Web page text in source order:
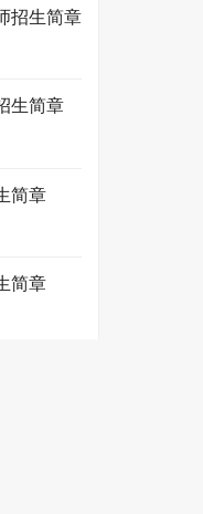
招生简章
生简章
简章
简章